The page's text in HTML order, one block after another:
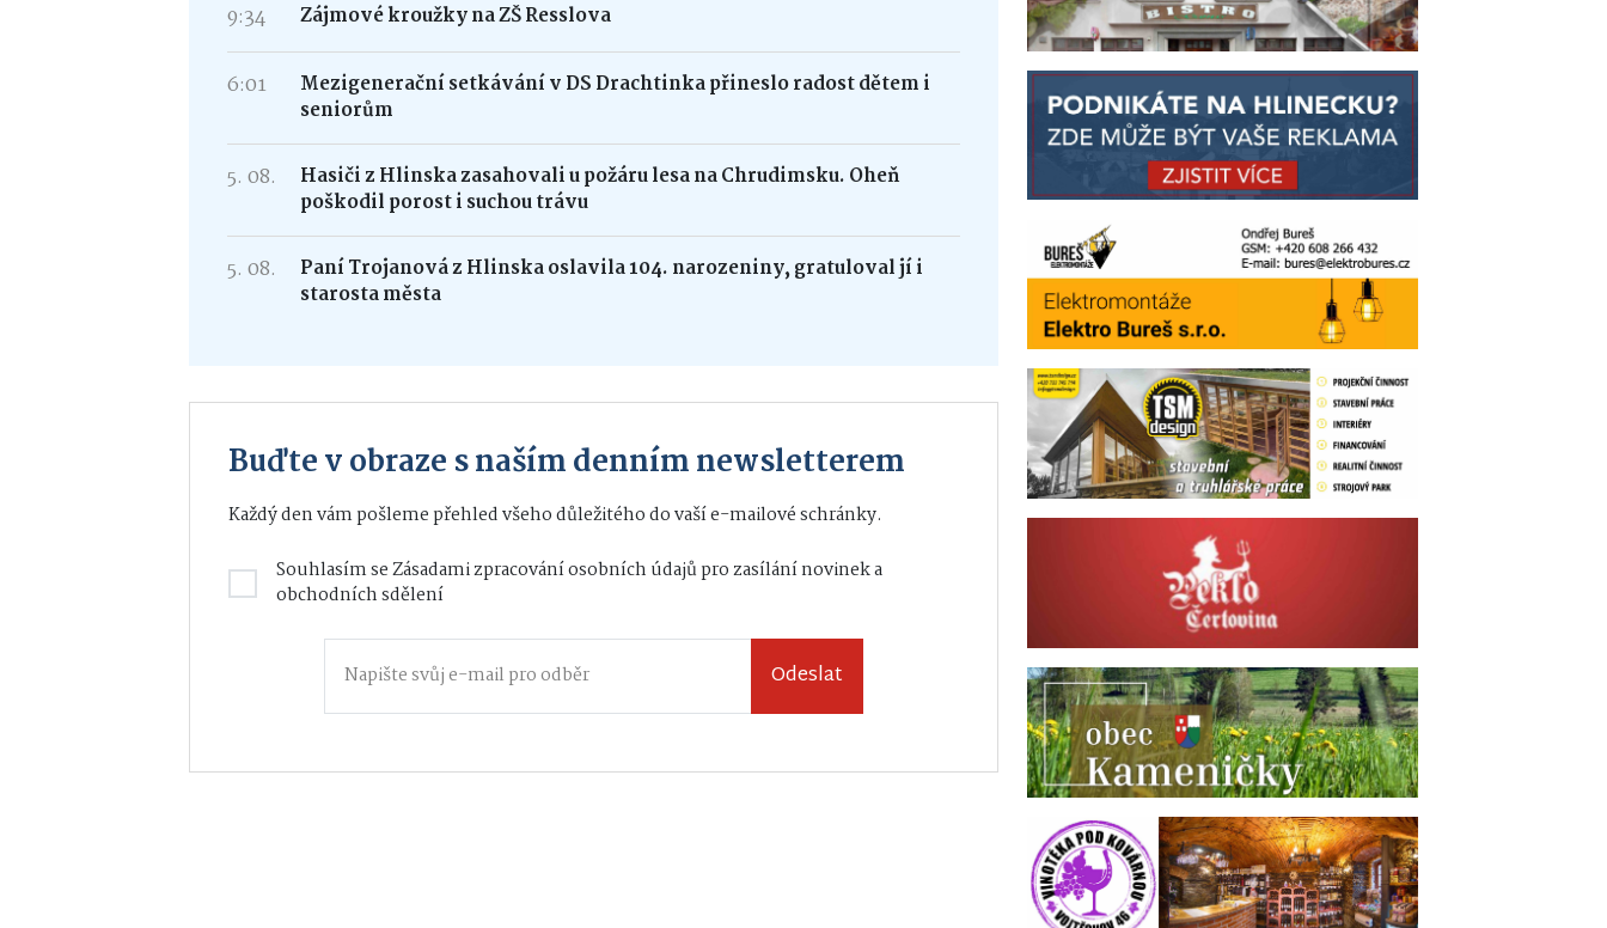
9:34 Zájmové kroužky na ZŠ Resslova
6:01
Mezigenerační setkávání v DS Drachtinka přineslo radost dětem i
seniorům
5. 08.
Hasiči z Hlinska zasahovali u požáru lesa na Chrudimsku. Oheň
poškodil porost i suchou trávu
5. 08.
Paní Trojanová z Hlinska oslavila 104. narozeniny, gratuloval jí i
starosta města
Buďte v obraze s naším denním newsletterem
Každý den vám pošleme přehled všeho důležitého do vaší e-mailové schránky.
Souhlasím seZásadami zpracování osobních údajůpro zasílání novinek a
obchodních sdělení
Odeslat